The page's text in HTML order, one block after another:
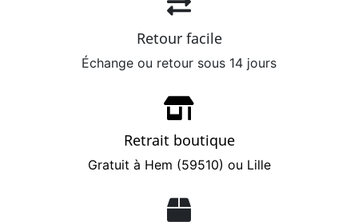
Retour facile
Échange ou retour sous 14 jours
Retrait boutique
Gratuit à Hem (59510) ou Lille